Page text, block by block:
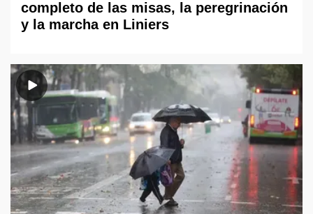
completo de las misas, la peregrinación
y la marcha en Liniers